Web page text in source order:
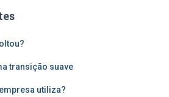
transição suave
utiliza?